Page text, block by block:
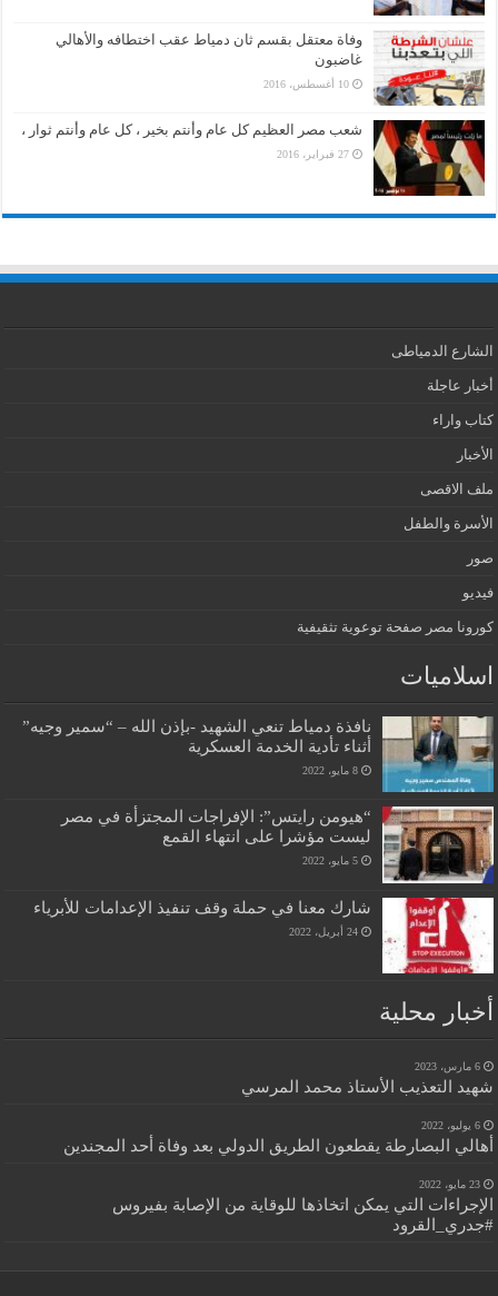
وفاة معتقل بقسم ثان دمياط عقب اختطافه والأهالي
غاضبون
10 أغسطس، 2016
شعب مصر العظيم كل عام وأنتم بخير ، كل عام وأنتم ثوار ،
27 فبراير، 2016
الشارع الدمياطى
أخبار عاجلة
كتاب واراء
الأخبار
ملف الاقصى
الأسرة والطفل
صور
فيديو
كورونا مصر صفحة توعوية تثقيفية
اسلاميات
نافذة دمياط تنعي الشهيد -بإذن الله – “سمير وجيه”
أثناء تأدية الخدمة العسكرية
8 مايو، 2022
“هيومن رايتس”: الإفراجات المجتزأة في مصر
ليست مؤشرا على انتهاء القمع
5 مايو، 2022
شارك معنا في حملة وقف تنفيذ الإعدامات للأبرياء
24 أبريل، 2022
أخبار محلية
6 مارس، 2023
شهيد التعذيب الأستاذ محمد المرسي
6 يوليو، 2022
أهالي البصارطة يقطعون الطريق الدولي بعد وفاة أحد المجندين
23 مايو، 2022
الإجراءات التي يمكن اتخاذها للوقاية من الإصابة بفيروس
#جدري_القرود